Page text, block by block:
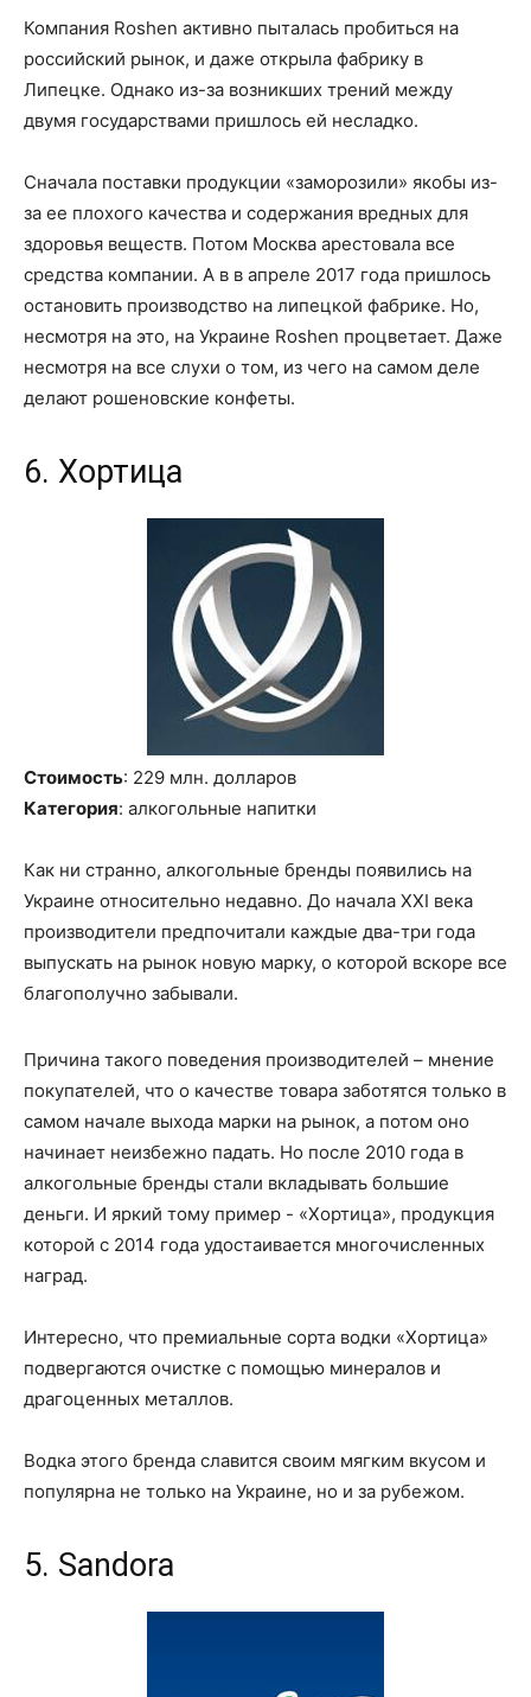
Компания Roshen активно пыталась пробиться на
российский рынок, и даже открыла фабрику в
Липецке. Однако из-за возникших трений между
двумя государствами пришлось ей несладко.
Сначала поставки продукции «заморозили» якобы из-
за ее плохого качества и содержания вредных для
здоровья веществ. Потом Москва арестовала все
средства компании. А в в апреле 2017 года пришлось
остановить производство на липецкой фабрике. Но,
несмотря на это, на Украине Roshen процветает. Даже
несмотря на все слухи о том, из чего на самом деле
делают рошеновские конфеты.
6. Хортица
Стоимость: 229 млн. долларов
Категория: алкогольные напитки
Как ни странно, алкогольные бренды появились на
Украине относительно недавно. До начала XXI века
производители предпочитали каждые два-три года
выпускать на рынок новую марку, о которой вскоре все
благополучно забывали.
Причина такого поведения производителей – мнение
покупателей, что о качестве товара заботятся только в
самом начале выхода марки на рынок, а потом оно
начинает неизбежно падать. Но после 2010 года в
алкогольные бренды стали вкладывать большие
деньги. И яркий тому пример - «Хортица», продукция
которой с 2014 года удостаивается многочисленных
наград.
Интересно, что премиальные сорта водки «Хортица»
подвергаются очистке с помощью минералов и
драгоценных металлов.
Водка этого бренда славится своим мягким вкусом и
популярна не только на Украине, но и за рубежом.
5. Sandora